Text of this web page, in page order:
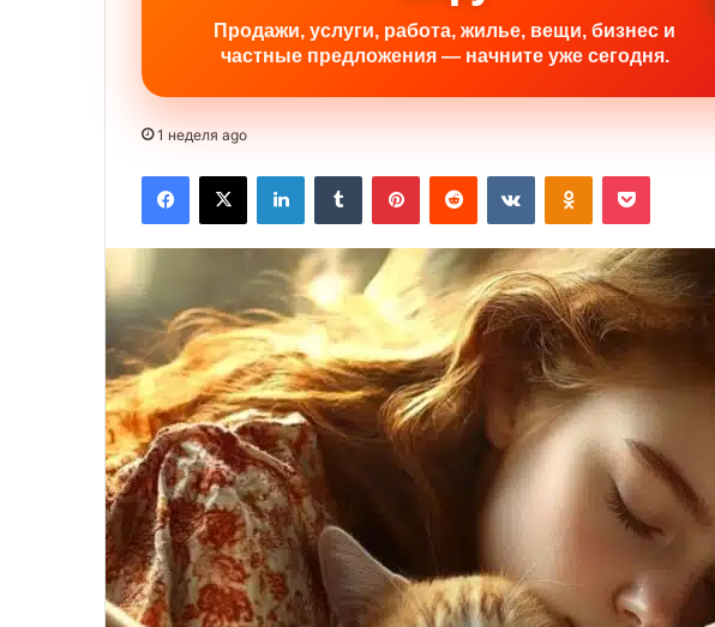
Продажи, услуги, работа, жилье, вещи, бизнес и
частные предложения — начните уже сегодня.
1 неделя ago
Facebook
X LinkedInTumblr PinterestReddit VKontakteOdnoklassniki
Pocket